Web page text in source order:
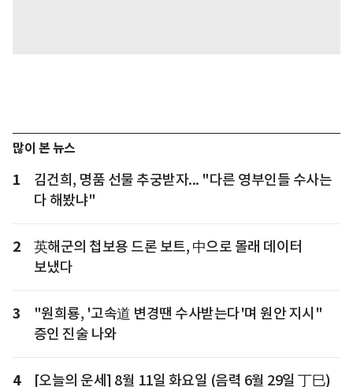
많이 본 뉴스
1
김건희, 명품 선물 추궁받자... "다른 영부인들 수사는
다 해봤냐"
2
英해군의 첩보용 드론 보트, 中으로 몰래 데이터
보냈다
3
"원희룡, '고속道 변경땐 수사받는다'며 원안 지시"
증인 진술 나와
4 [오늘의 운세] 8월 11일 화요일 (음력 6월 29일 丁巳)